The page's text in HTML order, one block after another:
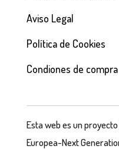
Aviso Legal
Política de Cookies
Condiones de compra
Esta web es un
Europea-Next